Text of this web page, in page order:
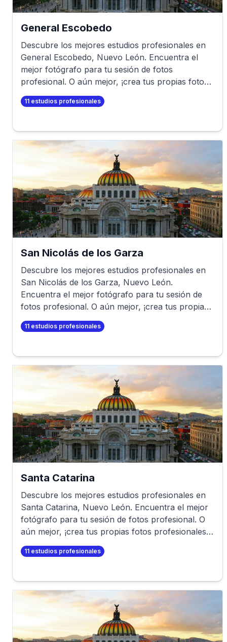
General Escobedo
Descubre los mejores estudios profesionales en
General Escobedo, Nuevo León. Encuentra el
mejor fotógrafo para tu sesión de fotos
profesional. O aún mejor, ¡crea tus propias fotos
profesionales en minutos!
11 estudios profesionales
San Nicolás de los Garza
Descubre los mejores estudios profesionales en
San Nicolás de los Garza, Nuevo León.
Encuentra el mejor fotógrafo para tu sesión de
fotos profesional. O aún mejor, ¡crea tus propias
fotos profesionales en minutos!
11 estudios profesionales
Santa Catarina
Descubre los mejores estudios profesionales en
Santa Catarina, Nuevo León. Encuentra el mejor
fotógrafo para tu sesión de fotos profesional. O
aún mejor, ¡crea tus propias fotos profesionales
en minutos!
11 estudios profesionales